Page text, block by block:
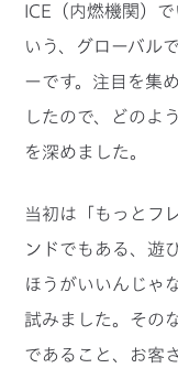
ICE（内燃機関）
いう、グローバル
ーです。注目を集
したので、どのよ
を深めました。
当初は「もっとフ
ンドでもある、遊
ほうがいいんじゃ
試みました。その
であること、お客